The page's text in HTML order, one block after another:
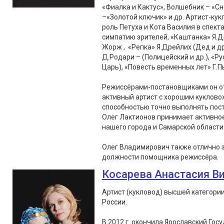
«Фиалка и Кактус», Волшебник –
–«Золотой ключик» и др. Артист-
роль Петуха и Кота Василия в
симпатию зрителей, «Каштанка»
Жорж , «Репка» Я.Дрейлих (Дед и
Д.Родари – (Полицейский и др.),
Царь), «Повесть временных лет»
Режиссёрами-постановщиками он
активный артист с хорошим
способностью точно выполнять
Олег Лактионов принимает
нашего города и Самарской
Олег Владимирович также
должности помощника режиссёра.
Косарева Анастасия
Артист (кукловод) высшей
России.
В 2012 г. окончила Ярославский